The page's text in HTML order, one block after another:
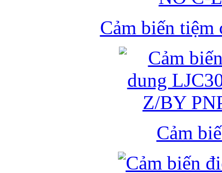
Cảm biến
Cảm